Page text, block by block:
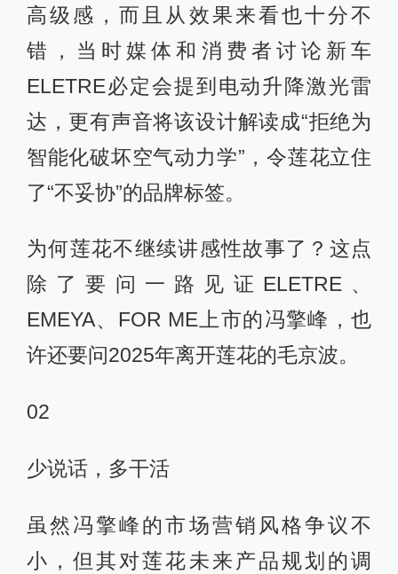
高级感，而且从效果来看也十分不
错，当时媒体和消费者讨论新车
ELETRE必定会提到电动升降激光雷
达，更有声音将该设计解读成“拒绝为
智能化破坏空气动力学”，令莲花立住
了“不妥协”的品牌标签。
为何莲花不继续讲感性故事了？这点
除了要问一路见证ELETRE、
EMEYA、FOR ME上市的冯擎峰，也
许还要问2025年离开莲花的毛京波。
02
少说话，多干活
虽然冯擎峰的市场营销风格争议不
小，但其对莲花未来产品规划的调